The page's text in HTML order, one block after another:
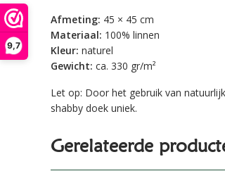
9,7
Afmeting: 45 × 45 cm
Materiaal: 100% linnen
Kleur: naturel
Gewicht: ca. 330 gr/m²
Let op: Door het gebruik van
shabby doek uniek.
Gerelateerde